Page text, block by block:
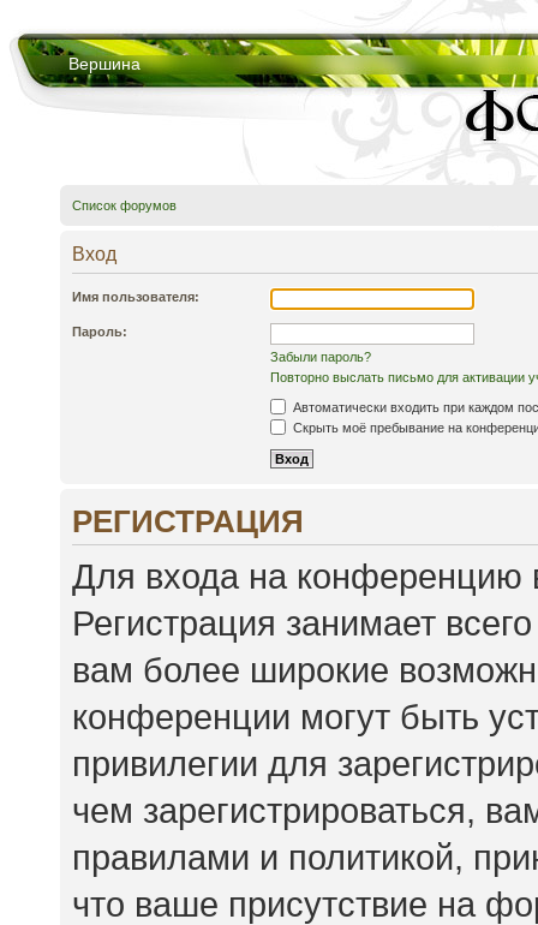
Вершина
Список форумов
Вход
Имя пользователя:
Пароль:
Забыли пароль?
Повторно выслать письмо для активации
Автоматически входить при каждом
Скрыть моё пребывание на
РЕГИСТРАЦИЯ
Для входа на конференцию
Регистрация занимает
вам более широкие
конференции могут быть
привилегии для
чем зарегистрироваться,
правилами и политикой,
что ваше присутствие на